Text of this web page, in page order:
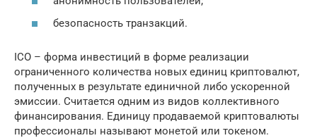
безопасность транзакций.
ICO – форма инвестиций в форме реализации
ограниченного количества новых единиц криптовалют,
полученных в результате единичной либо ускоренной
эмиссии. Считается одним из видов коллективного
финансирования. Единицу продаваемой криптовалюты
профессионалы называют монетой или токеном.